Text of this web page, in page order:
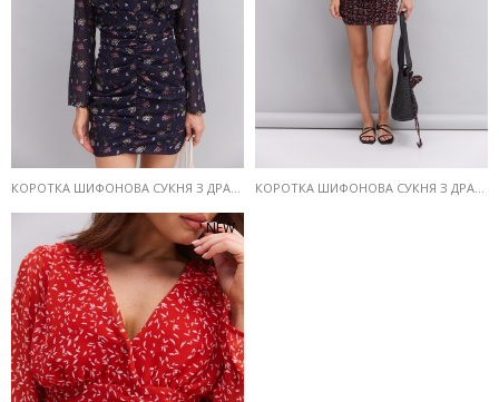
КОРОТКА ШИФОНОВА СУКНЯ З ДРАПІРУВАННЯМ ТЕМНО-ФІОЛЕТОВА З КВІТКОВИМ ПРИНТОМ КОРОТКА ШИФОНОВА СУКНЯ З ДРАПІРУВАННЯМ ЧОРНА З КВІТКОВИМ ПРИНТОМ
NEW